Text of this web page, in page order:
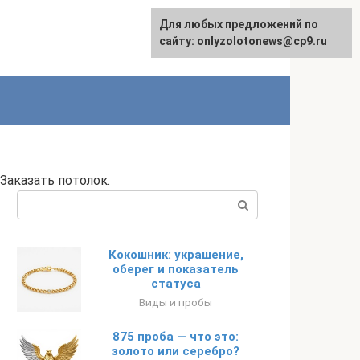
English
потолок.
Кокошник: украшение,
оберег и показатель
статуса
Виды и пробы
875 проба — что это:
золото или серебро?
Для любых предложений по
сайту: onlyzolotonews@cp9.ru